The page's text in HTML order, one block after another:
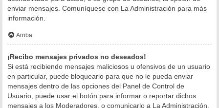
enviar mensajes. Comuníquese con La Administración para más
información.
Arriba
¡Recibo mensajes privados no deseados!
Si está recibiendo mensajes maliciosos u ofensivos de un usuario
en particular, puede bloquearlo para que no le pueda enviar
mensajes dentro de las opciones del Panel de Control de
Usuario, puede usar el botón para informar o reportar dichos
mensajes a los Moderadores, o comunicarlo a La Administración.